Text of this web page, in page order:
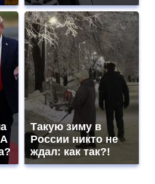
Такую зиму в
России никто не
ждал: как так?!